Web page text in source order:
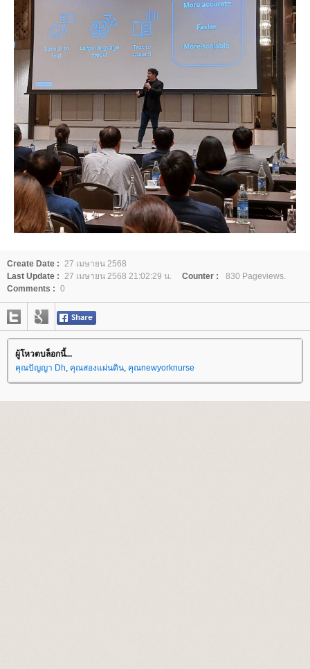
Create Date : 27 เมษายน 2568
Last Update : 27 เมษายน 2568 21:02:29 น. Counter :
830 Pageviews.
Comments : 0
ผู้โหวตบล็อกนี้...
คุณปัญญา Dh, คุณสองแผ่นดิน, คุณnewyorknurse